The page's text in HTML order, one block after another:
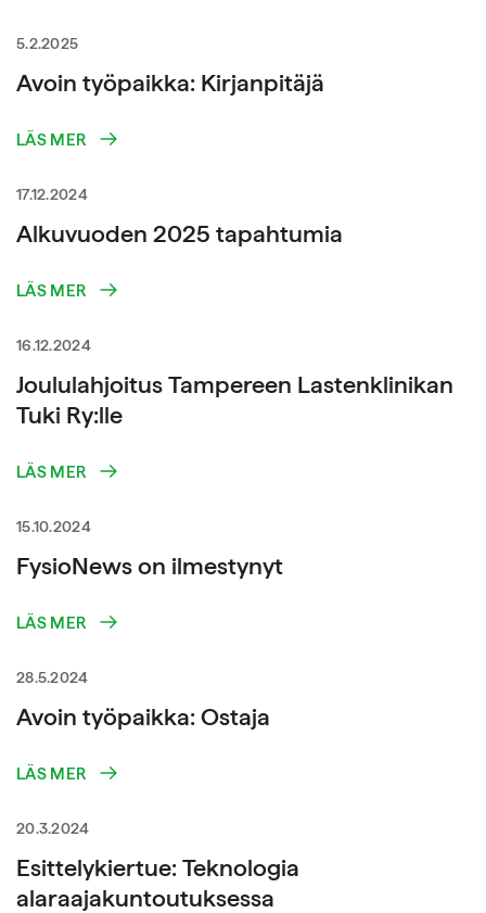
5.2.2025
Avoin työpaikka: Kirjanpitäjä
LÄS MER
17.12.2024
Alkuvuoden 2025 tapahtumia
LÄS MER
16.12.2024
Joululahjoitus Tampereen Lastenklinikan
Tuki Ry:lle
LÄS MER
15.10.2024
FysioNews on ilmestynyt
LÄS MER
28.5.2024
Avoin työpaikka: Ostaja
LÄS MER
20.3.2024
Esittelykiertue: Teknologia
alaraajakuntoutuksessa